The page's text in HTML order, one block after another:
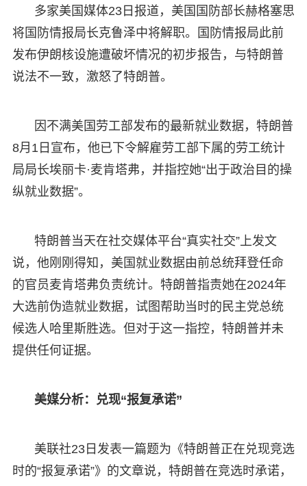
多家美国媒体23日报道，美国国防部长赫格塞思
将国防情报局长克鲁泽中将解职。国防情报局此前
发布伊朗核设施遭破坏情况的初步报告，与特朗普
说法不一致，激怒了特朗普。
因不满美国劳工部发布的最新就业数据，特朗普
8月1日宣布，他已下令解雇劳工部下属的劳工统计
局局长埃丽卡·麦肯塔弗，并指控她“出于政治目的操
纵就业数据”。
特朗普当天在社交媒体平台“真实社交”上发文
说，他刚刚得知，美国就业数据由前总统拜登任命
的官员麦肯塔弗负责统计。特朗普指责她在2024年
大选前伪造就业数据，试图帮助当时的民主党总统
候选人哈里斯胜选。但对于这一指控，特朗普并未
提供任何证据。
美媒分析：兑现“报复承诺”
美联社23日发表一篇题为《特朗普正在兑现竞选
时的“报复承诺”》的文章说，特朗普在竞选时承诺，